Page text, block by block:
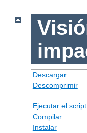
Descargar
Descomprimir
Ejecutar el
Compilar
Instalar